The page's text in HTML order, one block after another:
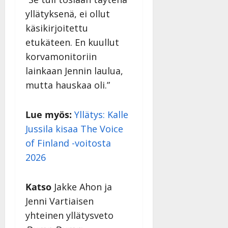
yllätyksenä, ei ollut
käsikirjoitettu
etukäteen. En kuullut
korvamonitoriin
lainkaan Jennin laulua,
mutta hauskaa oli.”
Lue myös: Yllätys: Kalle
Jussila kisaa The Voice
of Finland -voitosta
2026
Katso Jakke Ahon ja
Jenni Vartiaisen
yhteinen yllätysveto